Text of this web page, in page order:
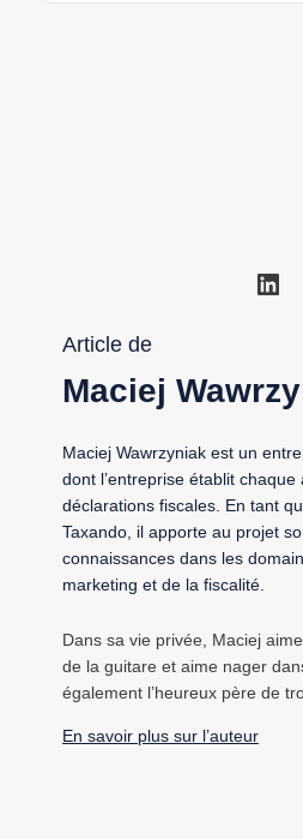
Article de
Maciej
Maciej Wawrzyniak est un
dont l’entreprise établit
déclarations fiscales. En tant
Taxando, il apporte au projet
connaissances dans les
marketing et de la fiscalité.
Dans sa vie privée, Maciej
de la guitare et aime nager
également l’heureux père de
En savoir plus sur l’auteur